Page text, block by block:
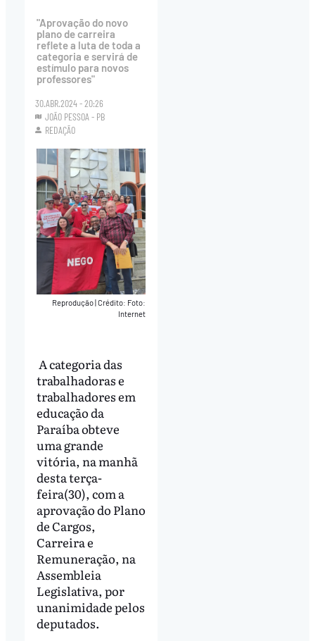
"Aprovação do novo
plano de carreira
reflete a luta de toda a
categoria e servirá de
estímulo para novos
professores"
30.ABR.2024 - 20:26
JOÃO PESSOA - PB
REDAÇÃO
Reprodução Crédito: Foto:
Internet
A categoria das
trabalhadoras e
trabalhadores em
educação da
Paraíba obteve
uma grande
vitória, na manhã
desta terça-
feira(30), com a
aprovação do Plano
de Cargos,
Carreira e
Remuneração, na
Assembleia
Legislativa, por
unanimidade pelos
deputados.